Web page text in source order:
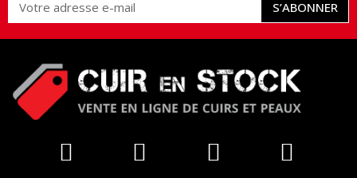
S’ABONNER